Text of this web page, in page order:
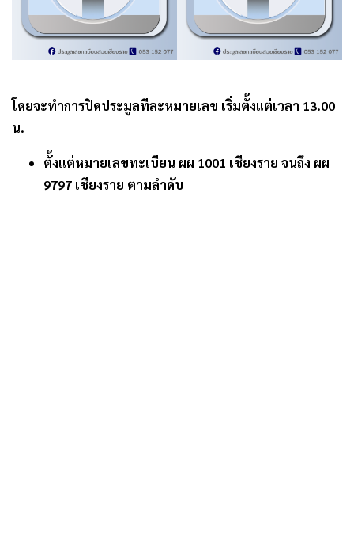
โดยจะทำการปิดประมูลทีละหมายเลข เริ่มตั้งแต่เวลา 13.00
น.
ตั้งแต่หมายเลขทะเบียน ผผ 1001 เชียงราย จนถึง ผผ
9797 เชียงราย ตามลำดับ